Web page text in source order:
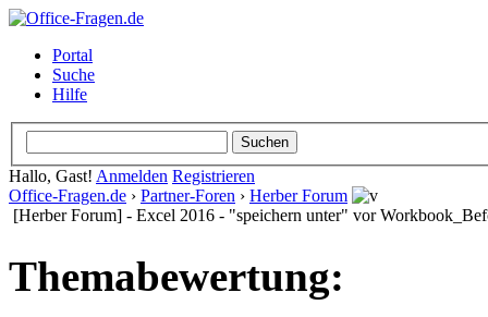
Portal
Suche
Hilfe
Hallo, Gast! Anmelden Registrieren
Office-Fragen.de › Partner-Foren › Herber Forum
[Herber Forum] - Excel 2016 - "speichern unter" vor
Themabewertung: